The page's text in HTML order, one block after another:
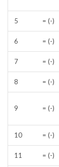
5 = (-)
6 = (-)
7 = (-)
8 = (-)
9 = (-)
10 = (-)
11 = (-)